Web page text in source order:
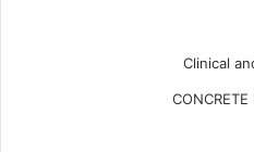
Clinical
CONCRETE